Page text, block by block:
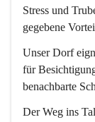
Stress und
gegebene
Unser Dorf
für
benachbarte
Der Weg ins